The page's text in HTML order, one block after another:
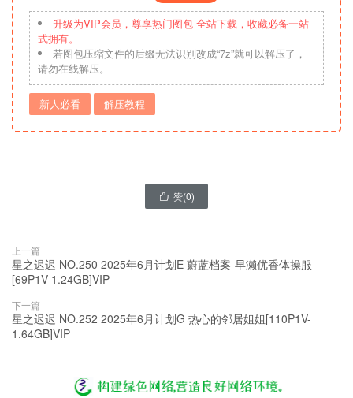
升级为VIP会员，尊享热门图包 全站下载，收藏必备一站
式拥有。
若图包压缩文件的后缀无法识别改成“7z”就可以解压了，
请勿在线解压。
新人必看 解压教程
 赞(0)
上一篇
星之迟迟 NO.250 2025年6月计划E 蔚蓝档案-早濑优香体操服
[69P1V-1.24GB]VIP
下一篇
星之迟迟 NO.252 2025年6月计划G 热心的邻居姐姐[110P1V-
1.64GB]VIP